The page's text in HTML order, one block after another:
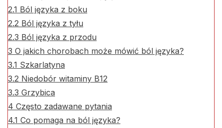
2.1 Ból języka z boku
2.2 Ból języka z tyłu
2.3 Ból języka z przodu
3 O jakich chorobach może mówić ból języka?
3.1 Szkarlatyna
3.2 Niedobór witaminy B12
3.3 Grzybica
4 Często zadawane pytania
4.1 Co pomaga na ból języka?